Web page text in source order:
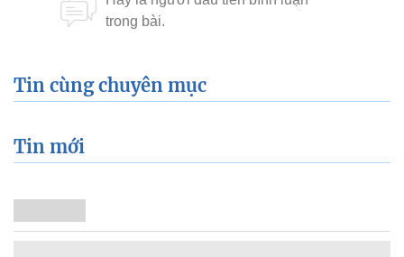
Tin cùng chuyên mục
Tin mới